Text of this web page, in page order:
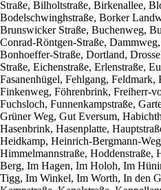
Straße, Bilholtstraße, Birkenallee,
Bodelschwinghstraße, Borker
Brunswicker Straße, Buchenweg,
Conrad-Röntgen-Straße,
Bonhoeffer-Straße, Dortland,
Straße, Eichenstraße, Erlenstraße,
Fasanenhügel, Fehlgang, Feldmark,
Finkenweg, Föhrenbrink, Freiherr-
Fuchsloch, Funnenkampstraße,
Grüner Weg, Gut Eversum,
Hasenbrink, Hasenplatte,
Heidkamp, Heinrich-Bergmann-
Himmelmannstraße, Hoddenstraße,
Berg, Im Hagen, Im Holoh, Im
Tigg, Im Winkel, Im Worth, In den